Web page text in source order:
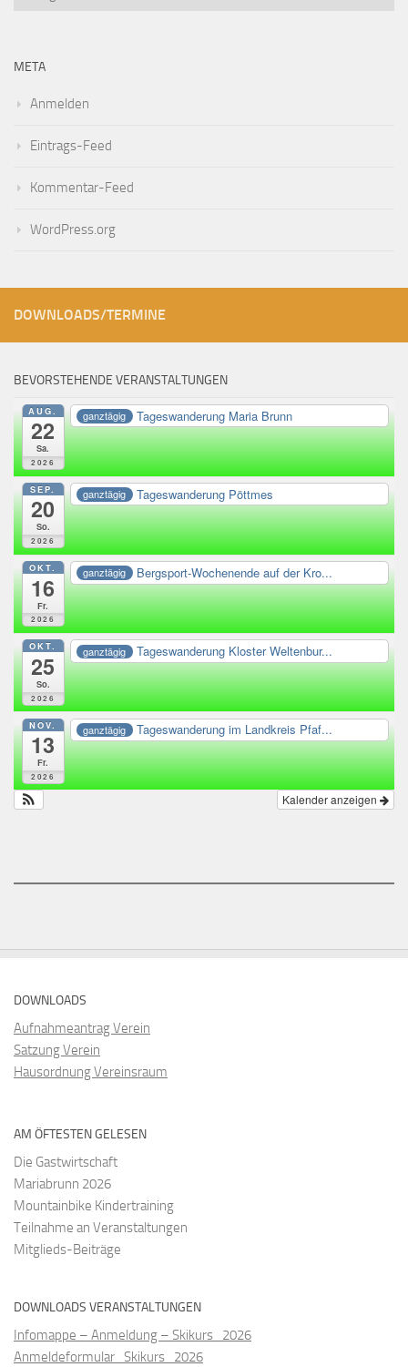
META
Anmelden
Eintrags-Feed
Kommentar-Feed
WordPress.org
DOWNLOADS/TERMINE
BEVORSTEHENDE VERANSTALTUNGEN
AUG.
22
Sa.
2026
ganztägig Tageswanderung Maria Brunn
SEP.
20
So.
2026
ganztägig Tageswanderung Pöttmes
OKT.
16
Fr.
2026
ganztägig Bergsport-Wochenende auf der Kro...
OKT.
25
So.
2026
ganztägig Tageswanderung Kloster Weltenbur...
NOV.
13
Fr.
2026
ganztägig Tageswanderung im Landkreis Pfaf...
Kalender anzeigen
DOWNLOADS
Aufnahmeantrag Verein
Satzung Verein
Hausordnung Vereinsraum
AM ÖFTESTEN GELESEN
Die Gastwirtschaft
Mariabrunn 2026
Mountainbike Kindertraining
Teilnahme an Veranstaltungen
Mitglieds-Beiträge
DOWNLOADS VERANSTALTUNGEN
Infomappe – Anmeldung – Skikurs_2026
Anmeldeformular_Skikurs_2026